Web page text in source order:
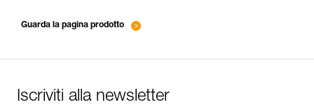
Guarda la pagina prodotto
Iscriviti alla newsletter